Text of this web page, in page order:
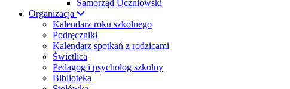
Samorząd Uczniowski
Organizacja
Kalendarz roku szkolnego
Podręczniki
Kalendarz spotkań z rodzicami
Świetlica
Pedagog i psycholog szkolny
Biblioteka